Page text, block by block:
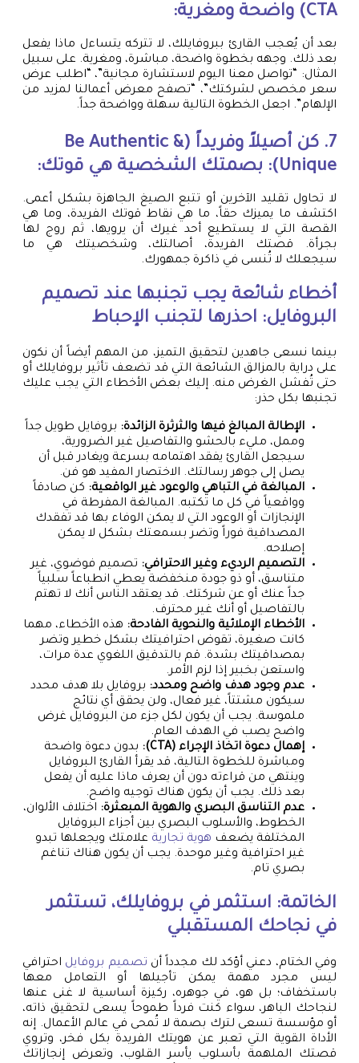
CTA) واضحة ومغرية:
بعد أن يُعجب القارئ ببروفايلك، لا تتركه يتساءل ماذا يفعل
بعد ذلك. وجهه بخطوة واضحة، مباشرة، ومغرية. على سبيل
المثال: “تواصل معنا اليوم لاستشارة مجانية”، “اطلب عرض
سعر مخصص لشركتك”، “تصفح معرض أعمالنا لمزيد من
الإلهام”. اجعل الخطوة التالية سهلة وواضحة جداً.
7. كن أصيلاً وفريداً (Be Authentic &
Unique): بصمتك الشخصية هي قوتك:
لا تحاول تقليد الآخرين أو تتبع الصيغ الجاهزة بشكل أعمى.
اكتشف ما يميزك حقاً، ما هي نقاط قوتك الفريدة، وما هي
القصة التي لا يستطيع أحد غيرك أن يرويها، ثم روج لها
بجرأة. قصتك الفريدة، أصالتك، وشخصيتك هي ما
سيجعلك لا تُنسى في ذاكرة جمهورك.
أخطاء شائعة يجب تجنبها عند تصميم
البروفايل: احذرها لتجنب الإحباط
بينما نسعى جاهدين لتحقيق التميز، من المهم أيضاً أن نكون
على دراية بالمزالق الشائعة التي قد تضعف تأثير بروفايلك أو
حتى تُفشل الغرض منه. إليك بعض الأخطاء التي يجب عليك
تجنبها بكل حذر:
الإطالة المبالغ فيها والثرثرة الزائدة: بروفايل طويل جداً
وممل، مليء بالحشو والتفاصيل غير الضرورية،
سيجعل القارئ يفقد اهتمامه بسرعة ويغادر قبل أن
يصل إلى جوهر رسالتك. الاختصار المفيد هو فن.
المبالغة في التباهي والوعود غير الواقعية: كن صادقاً
وواقعياً في كل ما تكتبه. المبالغة المفرطة في
الإنجازات أو الوعود التي لا يمكن الوفاء بها قد تفقدك
المصداقية فوراً وتضر بسمعتك بشكل لا يمكن
إصلاحه.
التصميم الرديء وغير الاحترافي: تصميم فوضوي، غير
متناسق، أو ذو جودة منخفضة يعطي انطباعاً سلبياً
جداً عنك أو عن شركتك. قد يعتقد الناس أنك لا تهتم
بالتفاصيل أو أنك غير محترف.
الأخطاء الإملائية والنحوية الفادحة: هذه الأخطاء، مهما
كانت صغيرة، تقوض احترافيتك بشكل خطير وتضر
بمصداقيتك بشدة. قم بالتدقيق اللغوي عدة مرات،
واستعن بخبير إذا لزم الأمر.
عدم وجود هدف واضح ومحدد: بروفايل بلا هدف محدد
سيكون مشتتاً، غير فعال، ولن يحقق أي نتائج
ملموسة. يجب أن يكون لكل جزء من البروفايل غرض
واضح يصب في الهدف العام.
إهمال دعوة اتخاذ الإجراء (CTA):
بدون دعوة واضحة
ومباشرة للخطوة التالية، قد يقرأ القارئ البروفايل
وينتهي من قراءته دون أن يعرف ماذا عليه أن يفعل
بعد ذلك. يجب أن يكون هناك توجيه واضح.
عدم التناسق البصري والهوية المبعثرة: اختلاف الألوان،
الخطوط، والأسلوب البصري بين أجزاء البروفايل
المختلفة يضعف هوية تجارية علامتك ويجعلها تبدو
غير احترافية وغير موحدة. يجب أن يكون هناك تناغم
بصري تام.
الخاتمة: استثمر في بروفايلك، تستثمر
في نجاحك المستقبلي
وفي الختام، دعني أؤكد لك مجدداً أن تصميم بروفايل احترافي
ليس مجرد مهمة يمكن تأجيلها أو التعامل معها
باستخفاف؛ بل هو، في جوهره، ركيزة أساسية لا غنى عنها
لنجاحك الباهر، سواء كنت فرداً طموحاً يسعى لتحقيق ذاته،
أو مؤسسة تسعى لترك بصمة لا تُمحى في عالم الأعمال. إنه
الأداة القوية التي تعبر عن هويتك الفريدة بكل فخر، وتروي
قصتك الملهمة بأسلوب يأسر القلوب، وتعرض إنجازاتك